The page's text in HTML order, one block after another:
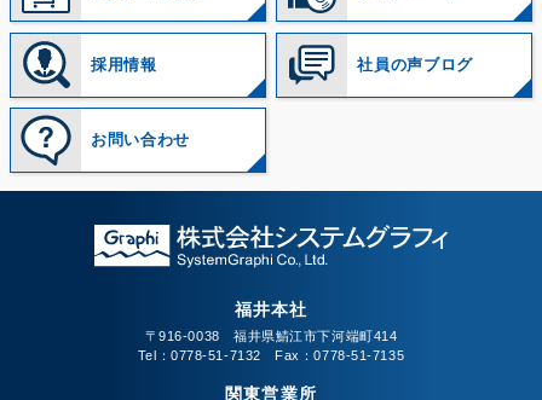
採用情報 社員の声ブログ
お問い合わせ
福井本社
〒916-0038 福井県鯖江市下河端町414
Tel：0778-51-7132 Fax：0778-51-7135
関東営業所